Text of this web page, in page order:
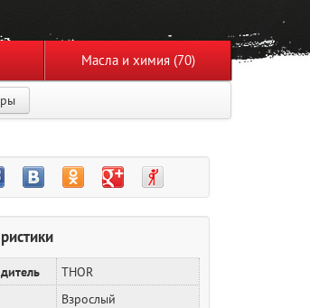
Масла и химия (70)
THOR
Взрослый